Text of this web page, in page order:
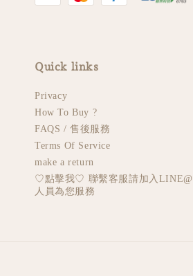
Quick links
Privacy
How To Buy ?
FAQS / 售後服務
Terms Of Service
make a return
♡︎點擊我♡︎ 聯繫客服請加入LINE@
人員為您服務